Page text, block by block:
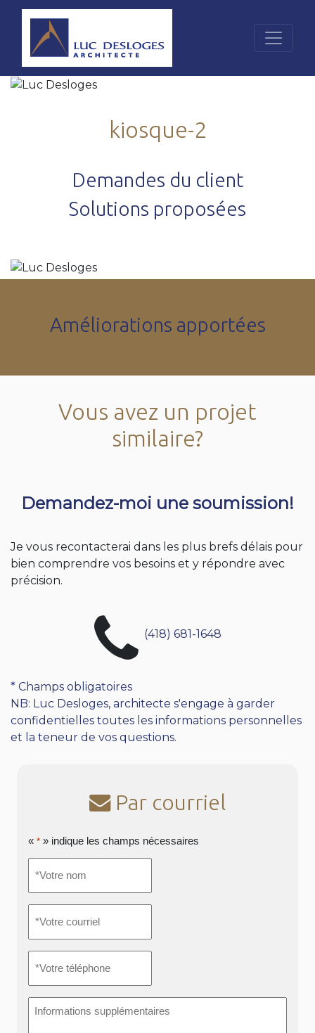
kiosque-2
Demandes du client
Solutions proposées
Améliorations apportées
Vous avez un projet
similaire?
Demandez-moi une soumission!
Je vous recontacterai dans les plus brefs délais pour
bien comprendre vos besoins et y répondre avec
précision.
(418) 681-1648
* Champs obligatoires
NB: Luc Desloges, architecte s'engage à garder
confidentielles toutes les informations personnelles
et la teneur de vos questions.
Par courriel
« * » indique les champs nécessaires
nom*
courriel*
téléphone *
supplémentaires